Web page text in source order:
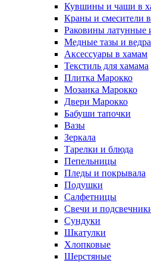
Кувшины и чаши в
Краны и смесители
Раковины латунные
Медные тазы и ведра
Аксессуары в хамам
Текстиль для хамама
Плитка Марокко
Мозаика Марокко
Двери Марокко
Бабуши тапочки
Вазы
Зеркала
Тарелки и блюда
Пепельницы
Пледы и покрывала
Подушки
Салфетницы
Свечи и
Сундуки
Шкатулки
Хлопковые
Шерстяные